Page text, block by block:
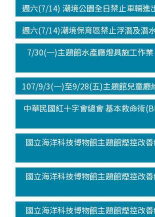
週六(7/14) 潮境公園全日禁止車輛進
週六(7/14)潮境保育區禁止浮潛及潛
7/30(一)主題館水產廳燈具施工作
107/9/3(一)至9/28(五)主題館兒童廳
中華民國紅十字會總會 基本救命術
國立海洋科技博物館主題館煙控改
國立海洋科技博物館主題館煙控改
國立海洋科技博物館主題館煙控改